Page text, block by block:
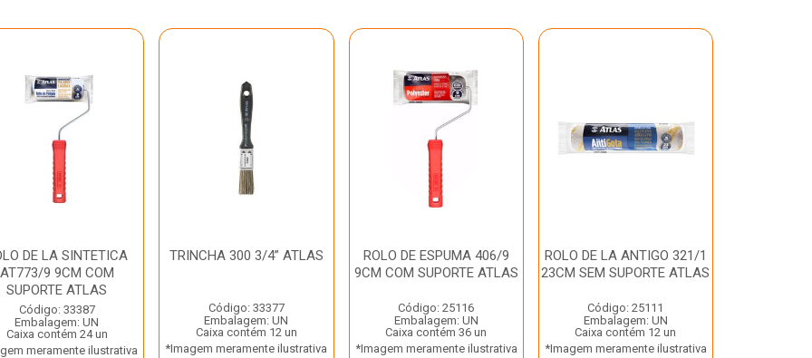
DE LA SINTETICA
AT773/9 9CM COM
SUPORTE ATLAS
Código: 33387
Embalagem: UN
Caixa contém 24 un
meramente ilustrativa
TRINCHA 300 3/4” ATLAS
Código: 33377
Embalagem: UN
Caixa contém 12 un
*Imagem meramente ilustrativa
ROLO DE ESPUMA 406/9
9CM COM SUPORTE ATLAS
Código: 25116
Embalagem: UN
Caixa contém 36 un
*Imagem meramente ilustrativa
ROLO DE LA ANTIGO 321/1
23CM SEM SUPORTE ATLAS
Código: 25111
Embalagem: UN
Caixa contém 12 un
*Imagem meramente ilustrativa